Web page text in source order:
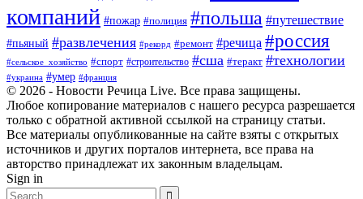
компаний #пожар #полиция #польша #путешествие
#пьяный #развлечения #рекорд #ремонт #речица #россия
#сельское_хозяйство #спорт #строительство #сша #теракт #технологии
#украина #умер #франция
© 2026 - Новости Речица Live. Все права защищены.
Любое копирование материалов с нашего ресурса разрешается
только с обратной активной ссылкой на страницу статьи.
Все материалы опубликованные на сайте взяты с открытых
источников и других порталов интернета, все права на
авторство принадлежат их законным владельцам.
Sign in